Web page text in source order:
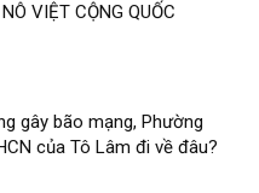
VIỆT CỘNG QUỐC
gây bão mạng, Phường
của Tô Lâm đi về đâu?